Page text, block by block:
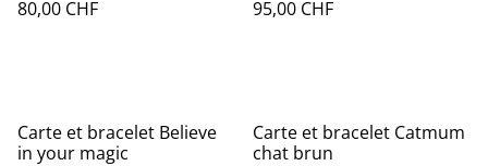
80,00 CHF
95,00 CHF
Carte et bracelet Believe
in your magic
Carte et bracelet Catmum
chat brun